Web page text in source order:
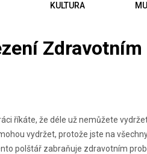
KULTURA
říkáte, že déle už nemůžete
vydržet, protože jste na
polštář zabraňuje zdravotním